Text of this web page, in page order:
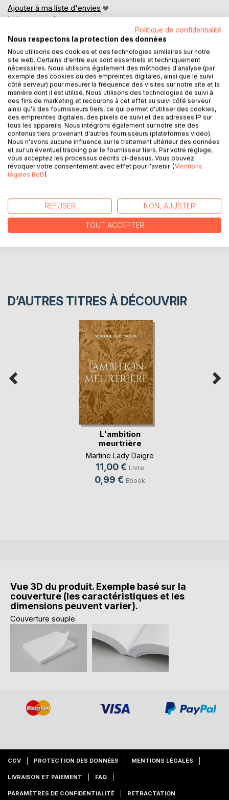
Ajouter à ma liste d'envies
Laisser un avis
DESCRIPTION
Coccinella fête le Printemps avec tous ses amis, un livre
pour les petits et les grands.
A partir de 3 ans.
AUTEUR(S)
CRITIQUES PRESSE
AVIS
D’AUTRES TITRES À DÉCOUVRIR
L'ambition
meurtrière
Martine Lady Daigre
11,00 € Livre
0,99 € Ebook
Vue 3D du produit. Exemple basé sur la
couverture (les caractéristiques et les
dimensions peuvent varier).
Couverture souple
CGV PROTECTION DES DONNÉES MENTIONS LÉGALES
LIVRAISON ET PAIEMENT FAQ
PARAMÈTRES DE CONFIDENTIALITÉ RETRACTATION
Politique de confidentialité
Nous respectons la protection des données
Nous utilisons des cookies et des technologies similaires sur notre
site web. Certains d'entre eux sont essentiels et techniquement
nécessaires. Nous utilisons également des méthodes d'analyse (par
exemple des cookies ou des empreintes digitales, ainsi que le suivi
côté serveur) pour mesurer la fréquence des visites sur notre site et la
manière dont il est utilisé. Nous utilisons des technologies de suivi à
des fins de marketing et recourons à cet effet au suivi côté serveur
ainsi qu'à des fournisseurs tiers, ce qui permet d'utiliser des cookies,
des empreintes digitales, des pixels de suivi et des adresses IP sur
tous les appareils. Nous intégrons également sur notre site des
contenus tiers provenant d'autres fournisseurs (plateformes vidéo).
Nous n'avons aucune influence sur le traitement ultérieur des données
et sur un éventuel tracking par le fournisseur tiers. Par votre réglage,
vous acceptez les processus décrits ci-dessus. Vous pouvez
révoquer votre consentement avec effet pour l'avenir. (Mentions
légales BoD)
REFUSER NON, AJUSTER
TOUT ACCEPTER